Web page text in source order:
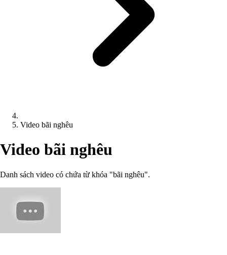
Video bãi nghêu
Video bãi nghêu
Danh sách video có chứa từ khóa "bãi nghêu".